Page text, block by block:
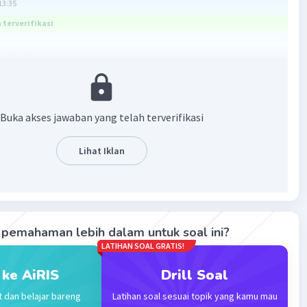
terverifikasi
Balas
Iklan
terverifikasi
Buka akses jawaban yang telah terverifikasi
Lihat Iklan
lebih dalam untuk soal ini?
AiRIS
dan belajar bareng
LATIHAN SOAL GRATIS!
Drill Soal
Latihan soal sesuai topik yang kamu mau